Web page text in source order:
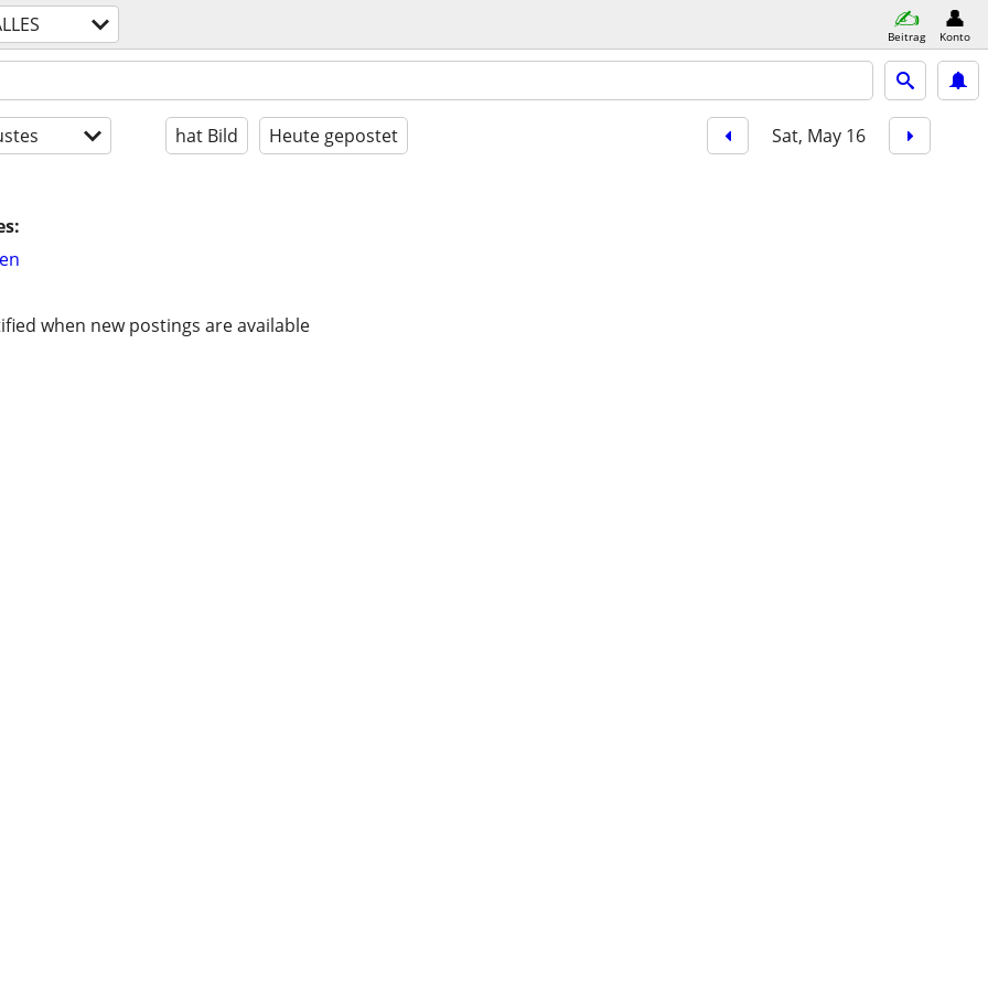
Beitrag Konto
hat Bild Heute gepostet Sat, May 16
when new postings are available